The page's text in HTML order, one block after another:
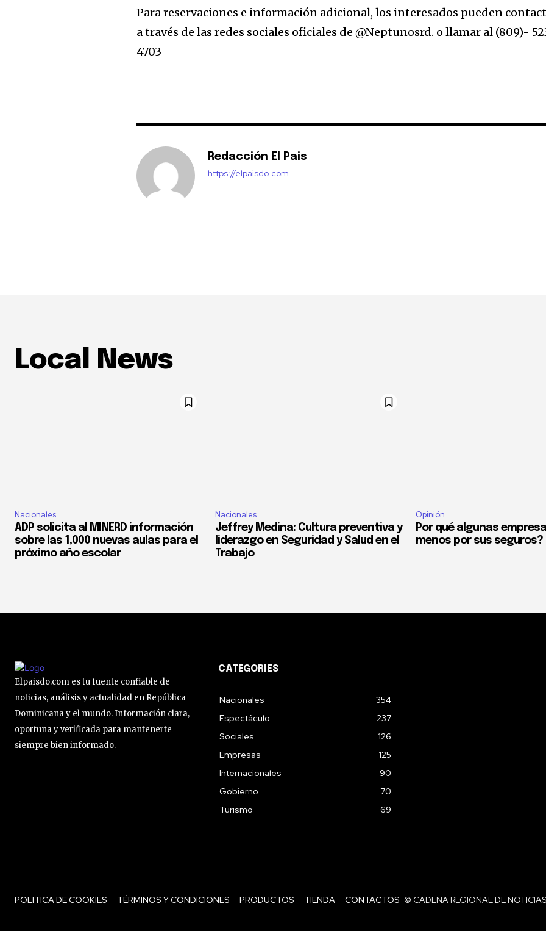
Para reservaciones e información adicional, los interesados pueden
a través de las redes sociales oficiales de@Neptunosrd. o llamar al (809)-
4703
Redacción El Pais
https://elpaisdo.com
Local News
Nacionales
ADP solicita al MINERD información
sobre las 1,000 nuevas aulas para el
próximo año escolar
Nacionales
Jeffrey Medina: Cultura preventiva y
liderazgo en Seguridad y Salud en el
Trabajo
Opinión
Por qué algunas
menos por sus seguros?
Elpaisdo.com es tu fuente confiable de
noticias, análisis y actualidad en República
Dominicana y el mundo. Información clara,
oportuna y verificada para mantenerte
siempre bien informado.
CATEGORIES
Nacionales
354
Espectáculo
237
Sociales
126
Empresas
125
Internacionales
90
Gobierno
70
Turismo
69
POLITICA DE COOKIES TÉRMINOS Y CONDICIONES PRODUCTOS TIENDA CONTACTOS © CADENA REGIONAL DE